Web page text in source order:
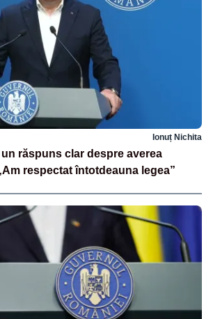
Ionuț Nichita
un răspuns clar despre averea
respectat întotdeauna legea”